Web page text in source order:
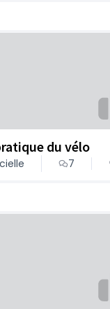
du vélo
7